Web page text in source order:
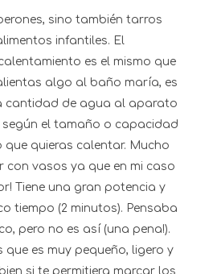
sino también tarros
infantiles. El
es el mismo que
algo al baño maría, es
cantidad de agua al aparato
el tamaño o capacidad
quieras calentar. Mucho
vasos ya que en mi caso
Tiene una gran potencia y
tiempo (2 minutos). Pensaba
pero no es así (una pena!).
es muy pequeño, ligero y
si te permitiera marcar los